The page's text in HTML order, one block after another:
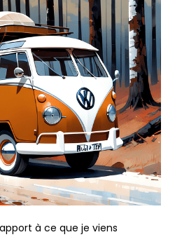
à ce que je viens